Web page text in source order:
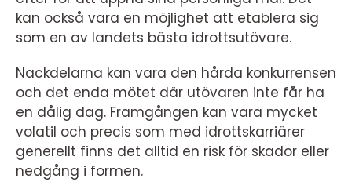
kan också vara en möjlighet att etablera sig
som en av landets bästa idrottsutövare.
Nackdelarna kan vara den hårda konkurrensen
och det enda mötet där utövaren inte får ha
en dålig dag. Framgången kan vara mycket
volatil och precis som med idrottskarriärer
generellt finns det alltid en risk för skador eller
nedgång i formen.